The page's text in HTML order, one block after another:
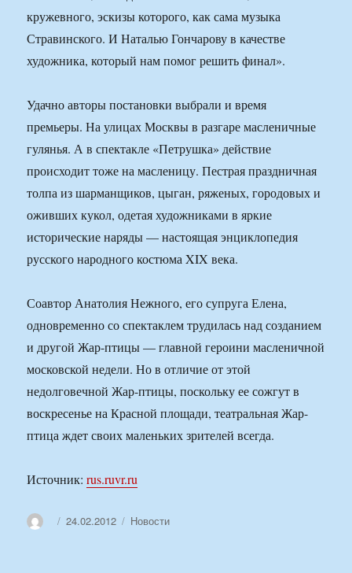
кружевного, эскизы которого, как сама музыка
Стравинского. И Наталью Гончарову в качестве
художника, который нам помог решить финал».
Удачно авторы постановки выбрали и время
премьеры. На улицах Москвы в разгаре масленичные
гулянья. А в спектакле «Петрушка» действие
происходит тоже на масленицу. Пестрая праздничная
толпа из шарманщиков, цыган, ряженых, городовых и
оживших кукол, одетая художниками в яркие
исторические наряды — настоящая энциклопедия
русского народного костюма XIX века.
Соавтор Анатолия Нежного, его супруга Елена,
одновременно со спектаклем трудилась над созданием
и другой Жар-птицы — главной героини масленичной
московской недели. Но в отличие от этой
недолговечной Жар-птицы, поскольку ее сожгут в
воскресенье на Красной площади, театральная Жар-
птица ждет своих маленьких зрителей всегда.
Источник:rus.ruvr.ru
АвторОпубликовано
24.02.2012 Рубрики
Новости